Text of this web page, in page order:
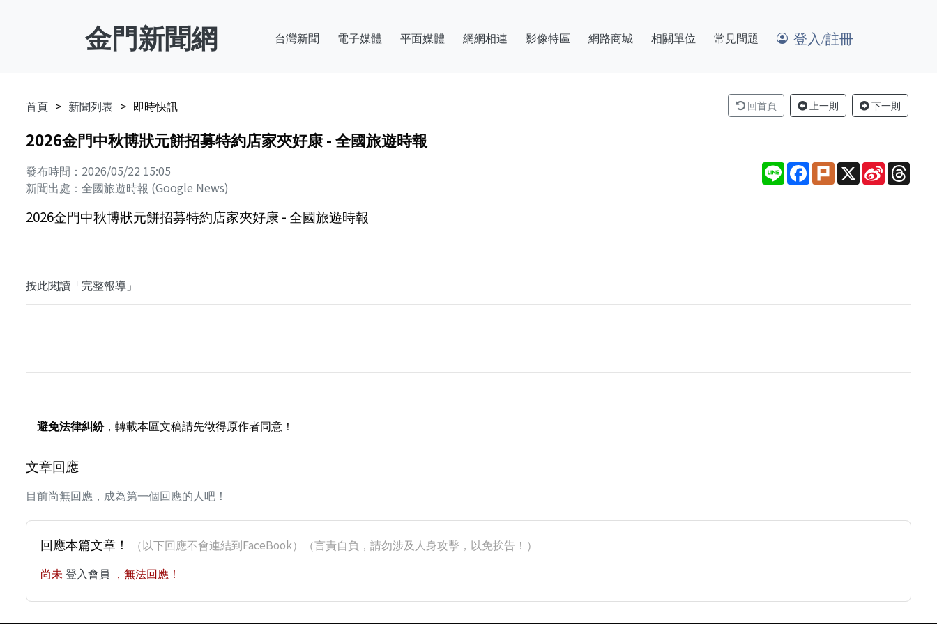
金門新聞網 台灣新聞 電子媒體 平面媒體 網網相連 影像特區 網路商城 相關單位 常見問題 登入/註冊
首頁 新聞列表 即時快訊 回首頁 上一則 下一則
2026金門中秋博狀元餅招募特約店家夾好康 - 全國旅遊時報
發布時間：2026/05/22 15:05
新聞出處：全國旅遊時報 (Google News)
Line Facebook
PlurkX Sina
Weibo
2026金門中秋博狀元餅招募特約店家夾好康 - 全國旅遊時報
按此閱讀「完整報導」
避免法律糾紛，轉載本區文稿請先徵得原作者同意！
文章回應
目前尚無回應，成為第一個回應的人吧！
回應本篇文章！ （以下回應不會連結到FaceBook）（言責自負，請勿涉及人身攻擊，以免挨告！）
尚未 登入會員 ，無法回應！